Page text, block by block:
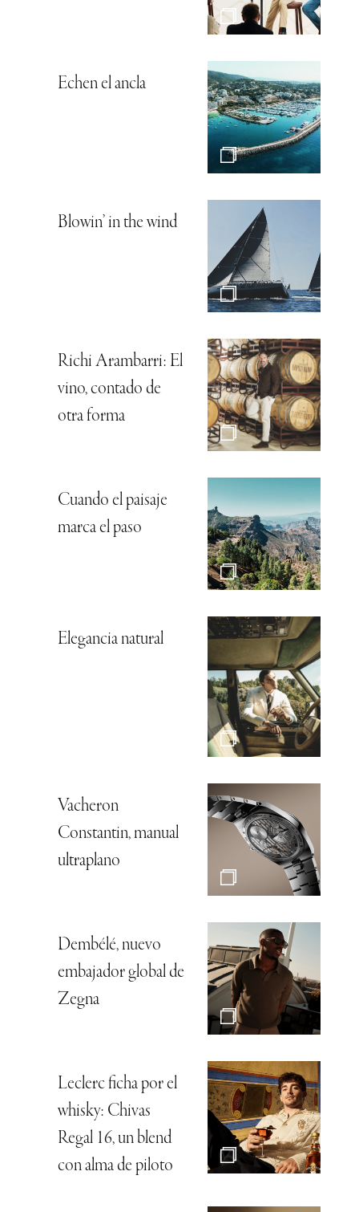
Echen el ancla
Blowin’ in the wind
Richi Arambarri: El
vino, contado de
otra forma
Cuando el paisaje
marca el paso
Elegancia natural
Vacheron
Constantin, manual
ultraplano
Dembélé, nuevo
embajador global de
Zegna
Leclerc ficha por el
whisky: Chivas
Regal 16, un blend
con alma de piloto